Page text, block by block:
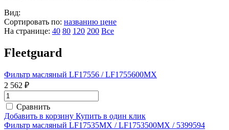
Вид:
Сортировать по: названию цене
На странице: 40 80 120 200 Все
Fleetguard
Фильтр масляный LF17556 / LF1755600MX
2 562 ₽
Сравнить
Добавить в корзину Купить в один клик
Фильтр масляный LF17535MX / LF1753500MX / 5399594